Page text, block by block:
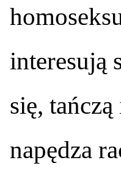
interesują
się,
napędza